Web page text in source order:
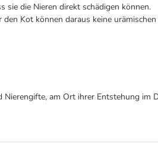
die Nieren direkt schädigen können.
Kot können daraus keine urämischen
Nierengifte, am Ort ihrer Entstehung im